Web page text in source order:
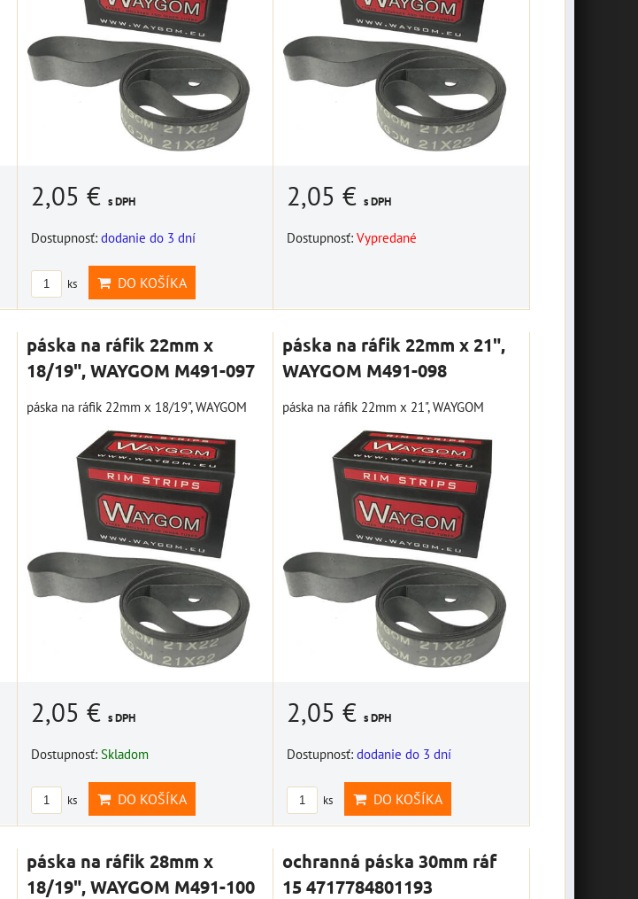
2,05 € s DPH
Dostupnosť: dodanie do 3 dní
ks DO KOŠÍKA
2,05 €s DPH
Dostupnosť:Vypredané
páska na ráfik 22mm x
18/19", WAYGOM M491-097
páska na ráfik 22mm x 18/19", WAYGOM
2,05 € s DPH
Dostupnosť: Skladom
ks DO KOŠÍKA
páska na ráfik 22mm x 21",
WAYGOM M491-098
páska na ráfik 22mm x 21", WAYGOM
2,05 €s DPH
Dostupnosť:dodanie do 3 dní
ks DO KOŠÍKA
páska na ráfik 28mm x
18/19", WAYGOM M491-100
ochranná páska 30mm ráf
15 4717784801193